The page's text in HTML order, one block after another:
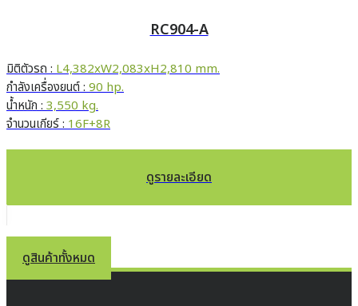
RC904-A
มิติตัวรถ :L4,382xW2,083xH2,810 mm.
กำลังเครื่องยนต์ :90 hp.
น้ำหนัก :3,550 kg.
จำนวนเกียร์ :16F+8R
ดูรายละเอียด
ดูสินค้าทั้งหมด